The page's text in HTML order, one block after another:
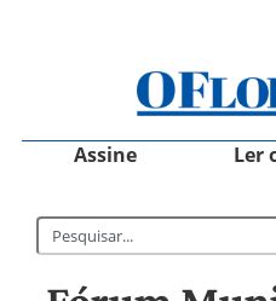
Assine Ler